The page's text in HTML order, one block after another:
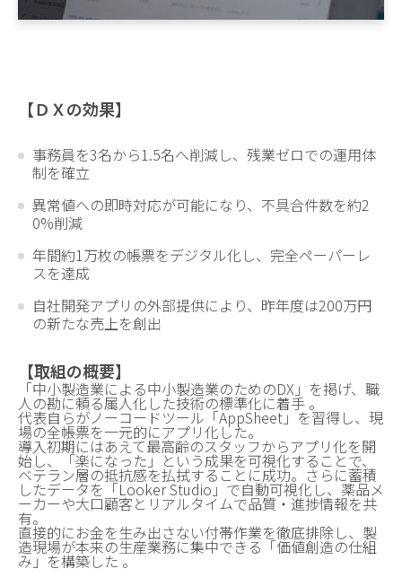
【ＤＸの効果】
事務員を3名から1.5名へ削減し、残業ゼロでの運用体
制を確立
異常値への即時対応が可能になり、不具合件数を約2
0%削減
年間約1万枚の帳票をデジタル化し、完全ペーパーレ
スを達成
自社開発アプリの外部提供により、昨年度は200万円
の新たな売上を創出
【取組の概要】
「中小製造業による中小製造業のためのDX」を掲げ、職
人の勘に頼る属人化した技術の標準化に着手 。
代表自らがノーコードツール「AppSheet」を習得し、現
場の全帳票を一元的にアプリ化した。
導入初期にはあえて最高齢のスタッフからアプリ化を開
始し、「楽になった」という成果を可視化することで、
ベテラン層の抵抗感を払拭することに成功。さらに蓄積
したデータを「Looker Studio」で自動可視化し、薬品メ
ーカーや大口顧客とリアルタイムで品質・進捗情報を共
有。
直接的にお金を生み出さない付帯作業を徹底排除し、製
造現場が本来の生産業務に集中できる「価値創造の仕組
み」を構築した 。